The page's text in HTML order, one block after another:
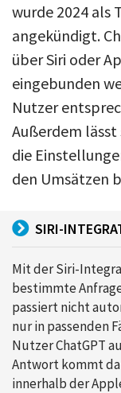
wurde 2024 als
angekündigt.
über Siri oder
eingebunden
Nutzer
Außerdem lässt
die
den Umsätzen
SIRI-
Mit der Siri-
bestimmte
passiert nicht
nur in passenden
Nutzer ChatGPT
Antwort kommt
innerhalb der